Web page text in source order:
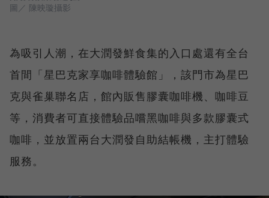
圖／ 陳映璇攝影
為吸引人潮，在大潤發鮮食集的入口處還有全台
首間「星巴克家享咖啡體驗館」，該門市為星巴
克與雀巢聯名店，館內販售膠囊咖啡機、咖啡豆
等，消費者可直接體驗品嚐黑咖啡與多款膠囊式
咖啡，並放置兩台大潤發自助結帳機，主打體驗
服務。